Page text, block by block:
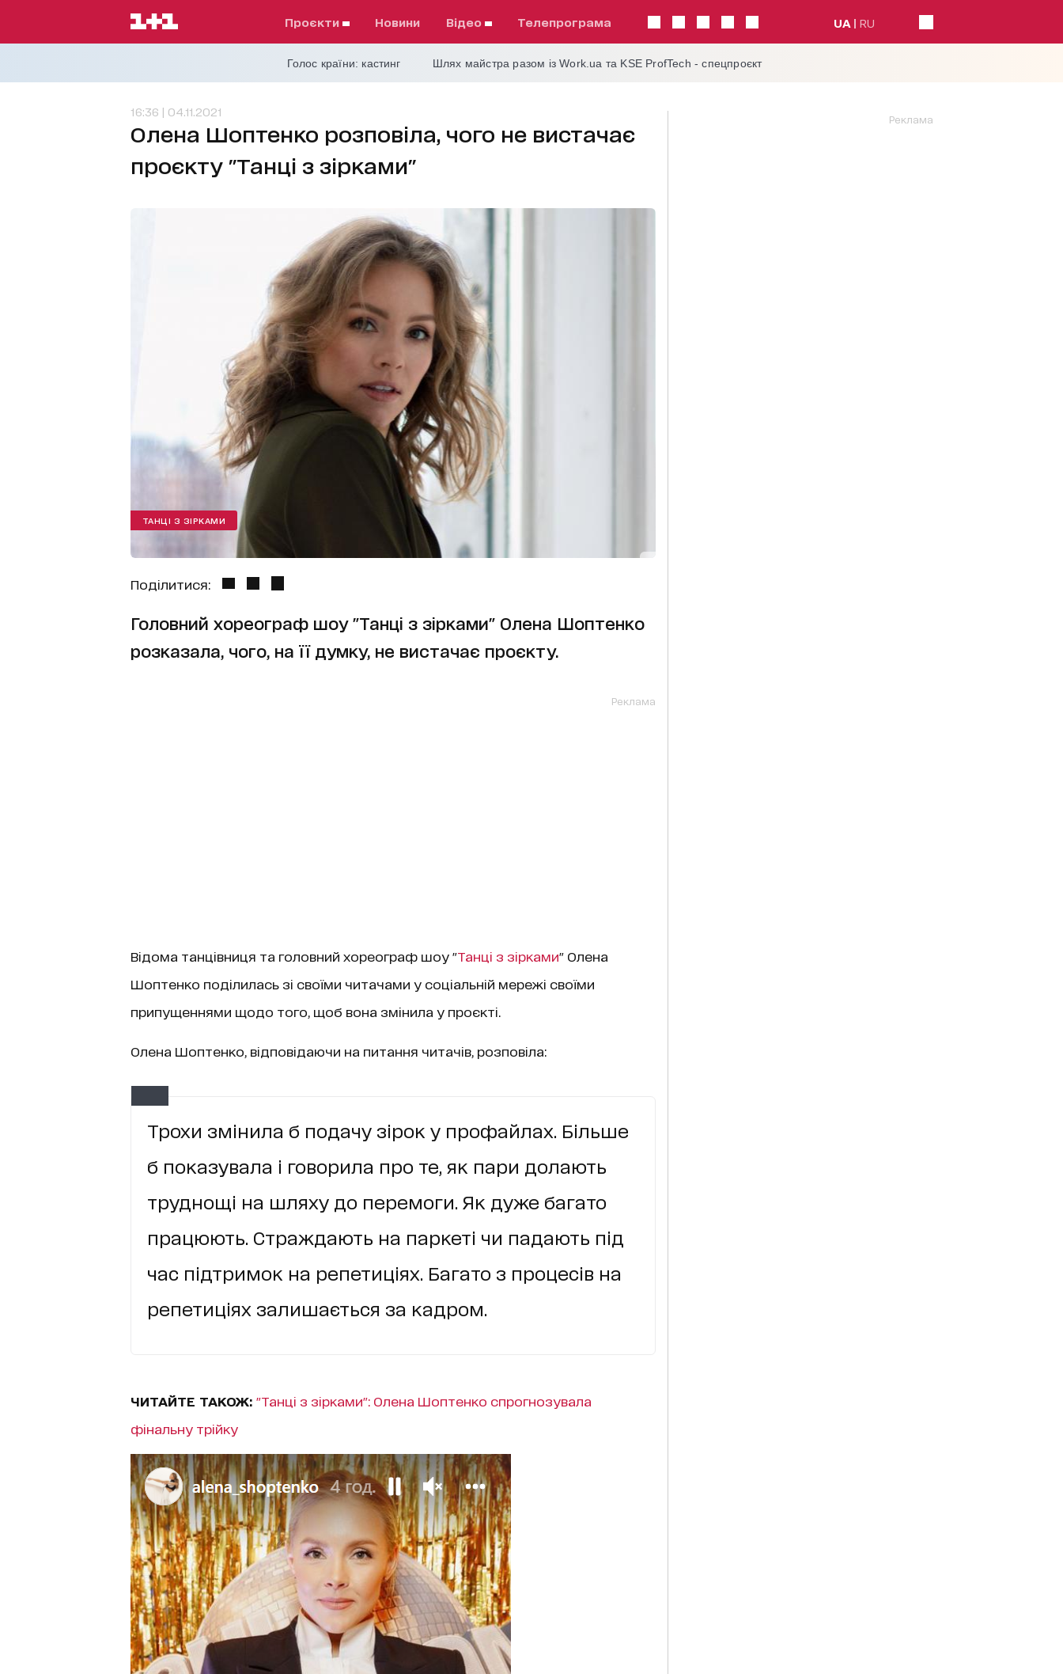
проєкти Новини відео телепрограма UA RU
Голос країни: кастинг Шлях майстра разом із Work.ua та KSE ProfTech - спецпроєкт
16:36 | 04.11.2021
Олена Шоптенко розповіла, чого не вистачає
проєкту "Танці з зірками"
ТАНЦІ З ЗІРКАМИ
Поділитися:
Головний хореограф шоу "Танці з зірками" Олена Шоптенко
розказала, чого, на її думку, не вистачає проєкту.
Реклама
Відома танцівниця та головний хореограф шоу "Танці з зірками" Олена
Шоптенко поділилась зі своїми читачами у соціальній мережі своїми
припущеннями щодо того, щоб вона змінила у проєкті.
Олена Шоптенко, відповідаючи на питання читачів, розповіла:
Трохи змінила б подачу зірок у профайлах. Більше
б показувала і говорила про те, як пари долають
труднощі на шляху до перемоги. Як дуже багато
працюють. Страждають на паркеті чи падають під
час підтримок на репетиціях. Багато з процесів на
репетиціях залишається за кадром.
ЧИТАЙТЕ ТАКОЖ: "Танці з зірками": Олена Шоптенко спрогнозувала
фінальну трійку
Реклама